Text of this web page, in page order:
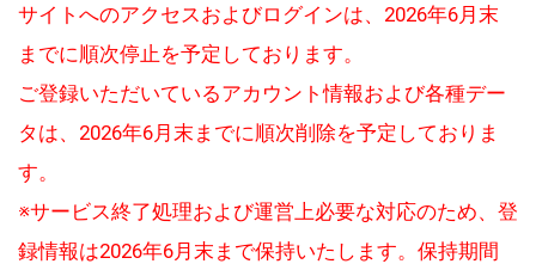
サイトへのアクセスおよびログインは、2026年6月末
までに順次停止を予定しております。
ご登録いただいているアカウント情報および各種デー
タは、2026年6月末までに順次削除を予定しておりま
す。
※サービス終了処理および運営上必要な対応のため、登
録情報は2026年6月末まで保持いたします。保持期間